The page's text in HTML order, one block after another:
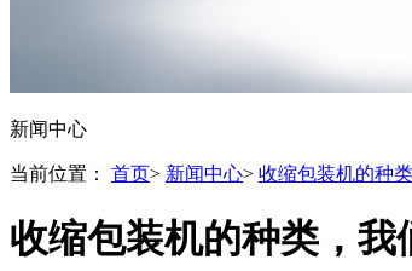
新闻中心
当前位置： 首页> 新闻中心> 收缩包装机的种
收缩包装机的种类，我